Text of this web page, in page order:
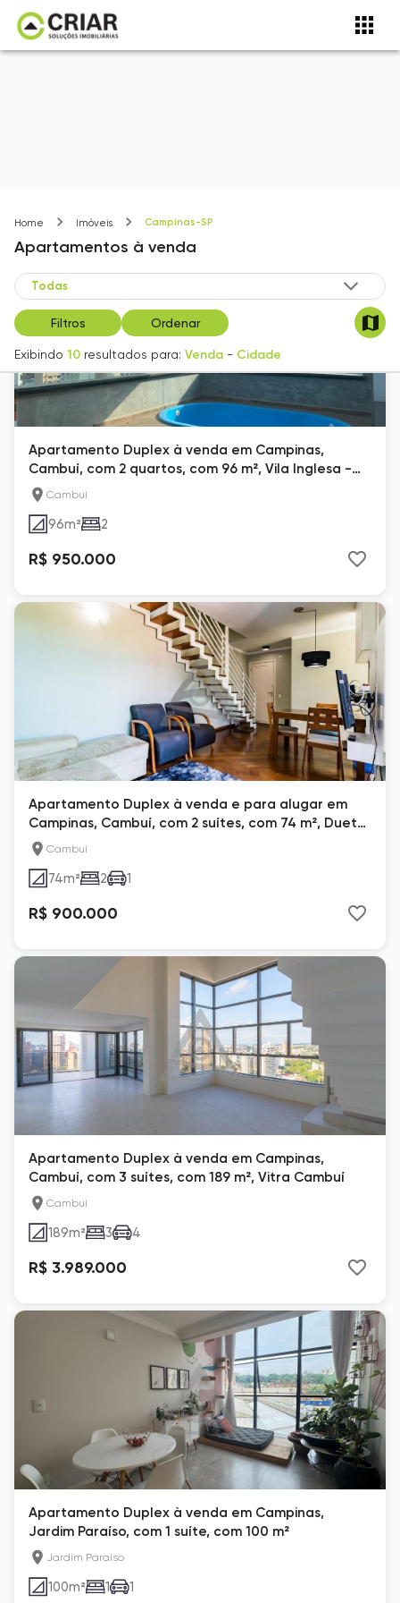
Home Imóveis Campinas-SP
Apartamentos à venda
Filtros Ordenar
Exibindo 10 resultados para: Venda - Cidade
Apartamento Duplex à venda em Campinas,
Cambuí, com 2 quartos, com 96 m², Vila Inglesa -
Cambuí
Cambuí
96m² 2
R$ 950.000
Apartamento Duplex à venda e para alugar em
Campinas, Cambuí, com 2 suítes, com 74 m², Duets
LoftCambuí
74m² 2 1
R$ 900.000
Apartamento Duplex à venda em Campinas,
Cambuí, com 3 suítes, com 189 m², Vitra Cambuí
Cambuí
189m² 3 4
R$ 3.989.000
Apartamento Duplex à venda em Campinas,
Jardim Paraíso, com 1 suíte, com 100 m²
Jardim Paraíso
100m² 1 1